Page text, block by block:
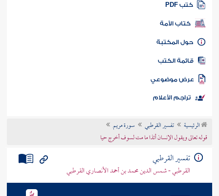
كتب PDF
كتاب الأمة
المكتبة
الكتب
موضوعي
تراجم الأعلام
الرئيسية تفسير القرطبي
سورة مريم
قوله تعالى ويقول الإنسان أئذا ما مت لسوف أخرج حيا
تفسير القرطبي
القرطبي - شمس الدين محمد بن أحمد الأنصاري القرطبي